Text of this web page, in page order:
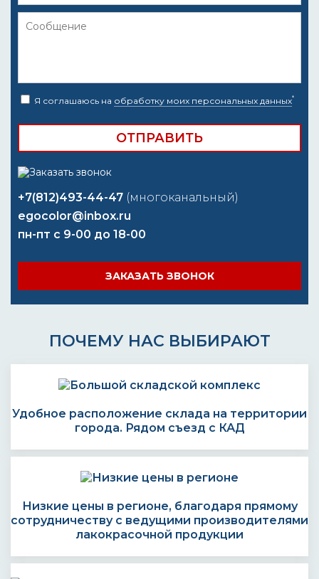
Я соглашаюсь на обработку моих персональных данных*
+7(812)493-44-47 (многоканальный)
egocolor@inbox.ru
пн-пт с 9-00 до 18-00
ЗАКАЗАТЬ ЗВОНОК
ПОЧЕМУ НАС ВЫБИРАЮТ
Удобное расположение склада на территории
города. Рядом съезд с КАД
Низкие цены в регионе, благодаря прямому
сотрудничеству с ведущими производителями
лакокрасочной продукции